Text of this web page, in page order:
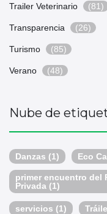
Trailer Veterinario (81)
Transparencia (26)
Turismo (85)
Verano (48)
Nube de
Danzas (1) Eco
primer encuentro del
Privada (1)
servicios (1)